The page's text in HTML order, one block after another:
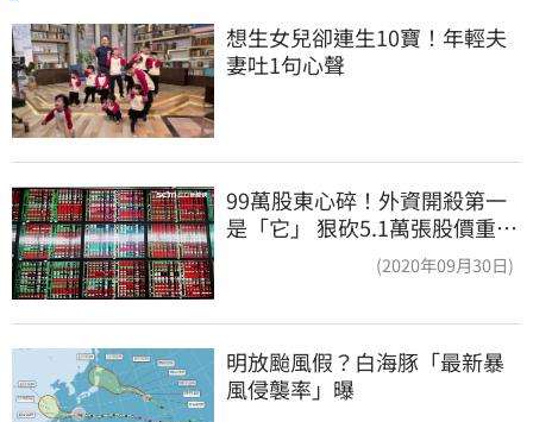
想生女兒卻連生10寶！年輕夫
妻吐1句心聲
99萬股東心碎！外資開殺第一
是「它」 狠砍5.1萬張股價重挫
(2020年09月30日)
明放颱風假？白海豚「最新暴
風侵襲率」曝